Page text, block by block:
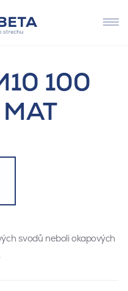
100
svodů neboli okapových